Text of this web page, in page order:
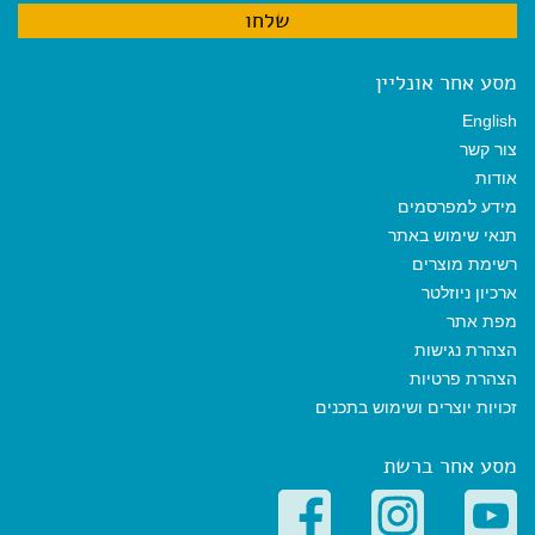
מסע אחר אונליין
English
צור קשר
אודות
מידע למפרסמים
תנאי שימוש באתר
רשימת מוצרים
ארכיון ניוזלטר
מפת אתר
הצהרת נגישות
הצהרת פרטיות
זכויות יוצרים ושימוש בתכנים
מסע אחר ברשת